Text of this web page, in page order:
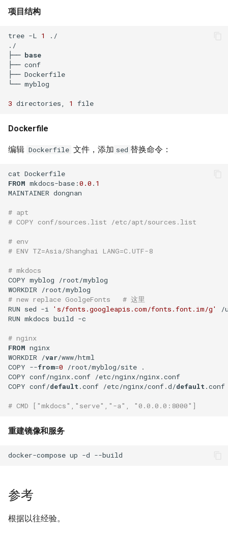
件？
没有LVM逻辑卷如何扩展
Docker存储空间？
Alpine容器更改正确时区
Docker stats命令
如何创建 Mongodb 容器？
CentOS 7 部署 Docker引擎
Docker 查找容器的宿主机进
程ID
Docker容器 restart策略
Docker inspect 命令
Docker with an unknown CA
certificate
Docker logs 命令
Docker 容器端口映射
容器多个进程
Docker exec 命令
步？
CentOS irqbalance导致高负载
使用 Pecl 安装 intl扩展
rabbitmq 3 安装与配置
ldd 命令
测试 CentOS 7 系统
chsh 命令
LVM 创建新的逻辑卷
openssl 命令
CentOS 使用阿里Yum源
make 命令
vsftp 配置白/白名单
Unix 发展历史
Linux系统定制PS1变量
NFS nobody权限问题
su 命令
XenServer 销毁指定的 VDI
XenServer 隐藏的虚拟机
XenServer 主机池变更Master
XenServer 创建 Windows 实
例
XenServer 建立本地ISO SR库
XenServer Tools
XenServer 主机资源池
使用 XenCenter 绑定网卡
试用 XenServer 6.2
XenMotion 和 Storage
XenMotion
XenServer 更改桥接网络模式
Hyper-V 虚拟机导入导出
Hyper-V 限制虚拟机CPU资源
VMware vSphere 客户端报错
VMware vSphere Web客户端
VMware vSphere 5.5 SIOC
VMware vSphere 5.5 发布
VMware vSphere ESXi 需要整
合虚拟机磁盘
VMware Login to the query
Squid Forwarding loop
LVS UDP服务测试
LVS + Keepalived 生产环境参
arp_annonuce 参数
Haproxy URL Hash
Haproxy 安装与配置
expired
Mysql 使用defaults-file免密
登录
Redis 配置
net.core.somaxconn
mode
+ DRBD 完成 SuSe Mysql HA
方案
Oracle 多数据库实例管理文档
Mysql 数据导出与导入
Oracle 常用Sql语句
DRBD 状态含义
DRBD 故障测试及脑裂处理
使用 DRBD 与 Heartbeat 实现
Mysql 高可用
Mysql Innodb 使用独立表空
Mysql show processlist
Ubuntu 配置 SNMP服务
Ubuntu 单人模式修改root密码
Ubuntu 系统 dpkg 命令
Ubuntu 使用电信3G网络
Ubuntu 用命令修改图片
Ubuntu 使用minicom连接交换
机
项目结构
tree -L 1
./
./
├── base
├── conf
├── Dockerfile
└── myblog
3 directories, 1
Dockerfile
编辑 Dockerfile 文件，添加 sed 替换命令：
FROM mkdocs-base:0.0 . 1
MAINTAINER dongnan
# apt
# COPY conf/sources.list /etc/apt/sources.list
# env
# ENV TZ=Asia/Shanghai LANG=C.UTF-8
# mkdocs
COPY myblog /root/myblog
# new replace GoolgeFonts   # 这里
RUN sed -i
's/fonts.googleapis.com/fonts.font.im/g'
/
RUN mkdocs build -c
# nginx
FROM nginx
WORKDIR /var/www/html
COPY --from=0 /root/myblog/site .
COPY conf/nginx.conf /etc/nginx/nginx.conf
COPY conf/default.conf /etc/nginx/conf.d/default.conf
# CMD ["mkdocs","serve","-a", "0.0.0.0:8000"]
重建镜像和服务
docker-compose up -d --build
参考
根据以往经验。